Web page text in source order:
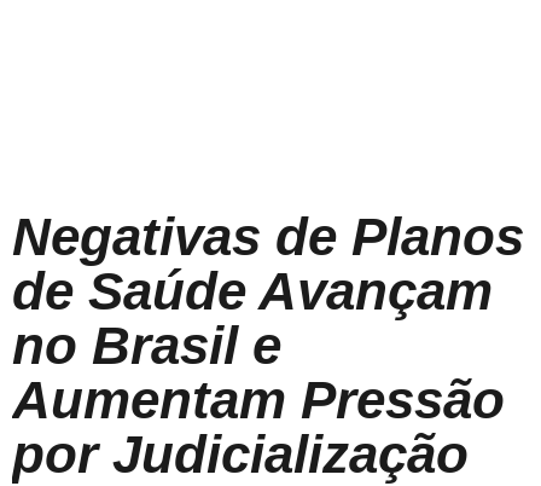
Negativas de Planos
de Saúde Avançam
no Brasil e
Aumentam Pressão
por Judicialização